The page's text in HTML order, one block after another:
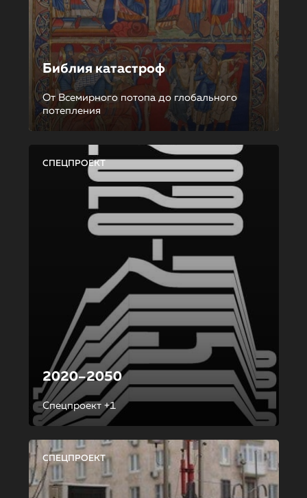
Библия катастроф
От Всемирного потопа до глобального
потепления
СПЕЦПРОЕКТ
2020–2050
Спецпроект +1
СПЕЦПРОЕКТ